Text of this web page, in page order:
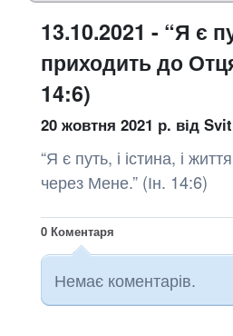
13.10.2021 - “Я є
приходить до
14:6)
20 жовтня 2021 р. від
“Я є путь, і істина, і
через Мене.” (Ін. 14:6)
0 Коментаря
Немає коментарів.